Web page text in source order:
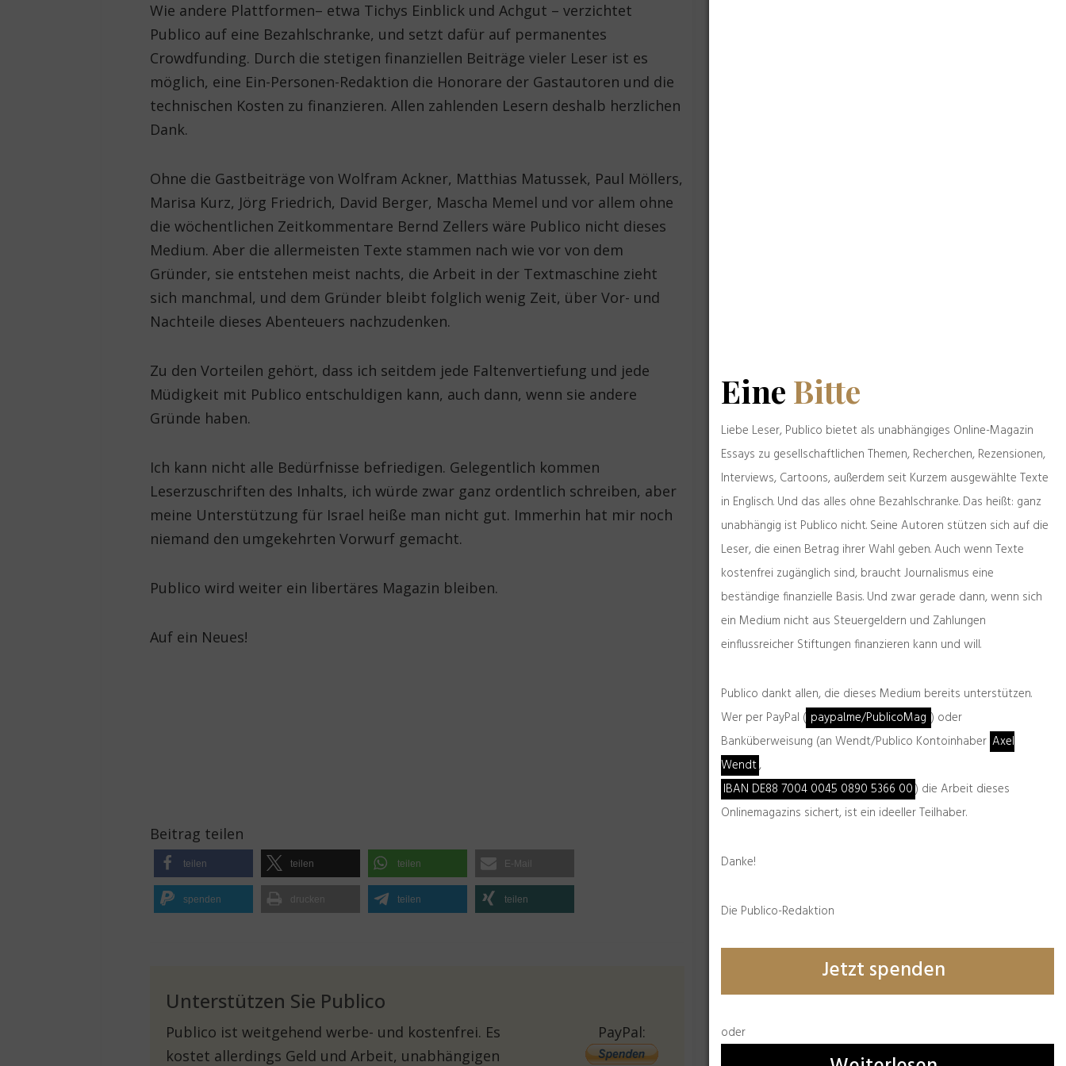
Wie andere Plattformen– etwa Tichys Einblick und Achgut – verzichtet
Publico auf eine Bezahlschranke, und setzt dafür auf permanentes
Crowdfunding. Durch die stetigen finanziellen Beiträge vieler Leser ist es
möglich, eine Ein-Personen-Redaktion die Honorare der Gastautoren und die
technischen Kosten zu finanzieren. Allen zahlenden Lesern deshalb herzlichen
Dank.
Ohne die Gastbeiträge von Wolfram Ackner, Matthias Matussek, Paul Möllers,
Marisa Kurz, Jörg Friedrich, David Berger, Mascha Memel und vor allem ohne
die wöchentlichen Zeitkommentare Bernd Zellers wäre Publico nicht dieses
Medium. Aber die allermeisten Texte stammen nach wie vor von dem
Gründer, sie entstehen meist nachts, die Arbeit in der Textmaschine zieht
sich manchmal, und dem Gründer bleibt folglich wenig Zeit, über Vor- und
Nachteile dieses Abenteuers nachzudenken.
Zu den Vorteilen gehört, dass ich seitdem jede Faltenvertiefung und jede
Müdigkeit mit Publico entschuldigen kann, auch dann, wenn sie andere
Gründe haben.
Ich kann nicht alle Bedürfnisse befriedigen. Gelegentlich kommen
Leserzuschriften des Inhalts, ich würde zwar ganz ordentlich schreiben, aber
meine Unterstützung für Israel heiße man nicht gut. Immerhin hat mir noch
niemand den umgekehrten Vorwurf gemacht.
Publico wird weiter ein libertäres Magazin bleiben.
Auf ein Neues!
Beitrag teilen
teilen teilen teilen E-Mail
spenden drucken teilen teilen
Unterstützen Sie Publico
Publico ist weitgehend werbe- und kostenfrei. Es
kostet allerdings Geld und Arbeit, unabhängigen
PayPal:
Eine Bitte
Liebe Leser, Publico bietet als unabhängiges Online-Magazin
Essays zu gesellschaftlichen Themen, Recherchen, Rezensionen,
Interviews, Cartoons, außerdem seit Kurzem ausgewählte Texte
in Englisch. Und das alles ohne Bezahlschranke. Das heißt: ganz
unabhängig ist Publico nicht. Seine Autoren stützen sich auf die
Leser, die einen Betrag ihrer Wahl geben. Auch wenn Texte
kostenfrei zugänglich sind, braucht Journalismus eine
beständige finanzielle Basis. Und zwar gerade dann, wenn sich
ein Medium nicht aus Steuergeldern und Zahlungen
einflussreicher Stiftungen finanzieren kann und will.
Publico dankt allen, die dieses Medium bereits unterstützen.
Wer per PayPal ( paypal.me/PublicoMag ) oder
Banküberweisung (an Wendt/Publico Kontoinhaber Axel
Wendt,
IBAN DE88 7004 0045 0890 5366 00) die Arbeit dieses
Onlinemagazins sichert, ist ein ideeller Teilhaber.
Danke!
Die Publico-Redaktion
Jetzt spenden
oder